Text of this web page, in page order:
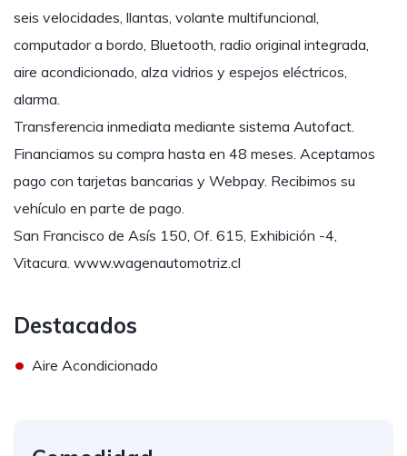
seis velocidades, llantas, volante multifuncional,
computador a bordo, Bluetooth, radio original integrada,
aire acondicionado, alza vidrios y espejos eléctricos,
alarma.
Transferencia inmediata mediante sistema Autofact.
Financiamos su compra hasta en 48 meses. Aceptamos
pago con tarjetas bancarias y Webpay. Recibimos su
vehículo en parte de pago.
San Francisco de Asís 150, Of. 615, Exhibición -4,
Vitacura. www.wagenautomotriz.cl
Destacados
• Aire Acondicionado